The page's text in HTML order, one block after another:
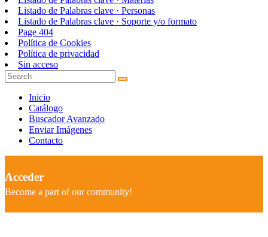
Listado de Palabras clave · Personas
Listado de Palabras clave · Soporte y/o formato
Page 404
Política de Cookies
Política de privacidad
Sin acceso
Inicio
Catálogo
Buscador Avanzado
Enviar Imágenes
Contacto
Acceder
Become a part of our community!